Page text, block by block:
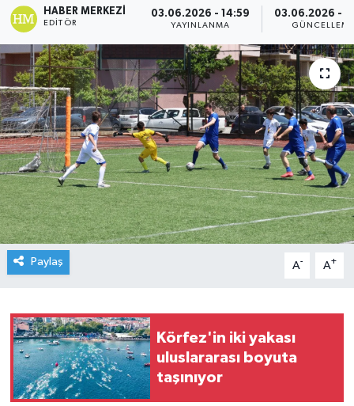
HABER MERKEZI
EDITÖR
03.06.2026 - 14:59
YAYINLANMA
03.06.2026 -
Paylaş A- A+
Körfez'in iki yakası
uluslararası boyuta
taşınıyor